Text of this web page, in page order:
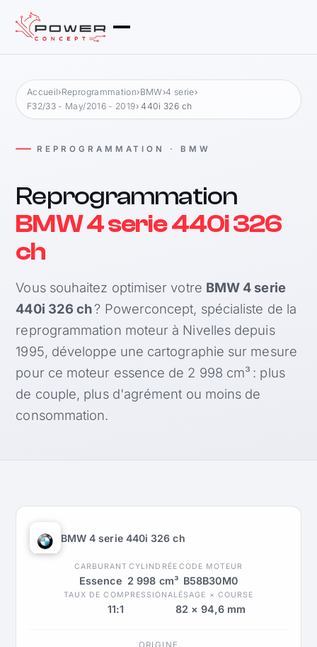
Accueil›Reprogrammation›BMW›4 serie›
F32/33 - May/2016 - 2019› 440i 326 ch
REPROGRAMMATION · BMW
Reprogrammation
BMW 4 serie 440i 326
ch
Vous souhaitez optimiser votre BMW 4 serie
440i 326 ch? Powerconcept, spécialiste de la
reprogrammation moteur à Nivelles depuis
1995, développe une cartographie sur mesure
pour ce moteur essence de 2 998 cm³ : plus
de couple, plus d'agrément ou moins de
consommation.
BMW 4 serie 440i 326 ch
CARBURANT
Essence
CYLINDRÉE
2 998 cm³
CODE MOTEUR
B58B30M0
TAUX DE COMPRESSION
11:1
ALÉSAGE × COURSE
82 × 94,6 mm
ORIGINE